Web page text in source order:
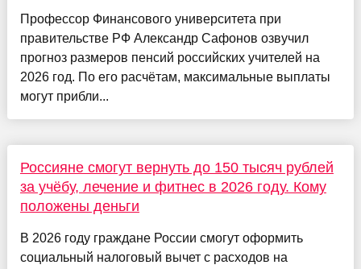
Профессор Финансового университета при
правительстве РФ Александр Сафонов озвучил
прогноз размеров пенсий российских учителей на
2026 год. По его расчётам, максимальные выплаты
могут прибли...
Россияне смогут вернуть до 150 тысяч рублей
за учёбу, лечение и фитнес в 2026 году. Кому
положены деньги
В 2026 году граждане России смогут оформить
социальный налоговый вычет с расходов на